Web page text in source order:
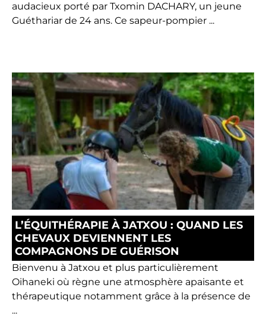
audacieux porté par Txomin DACHARY, un jeune
Guéthariar de 24 ans. Ce sapeur-pompier ...
L’ÉQUITHÉRAPIE À JATXOU : QUAND LES
CHEVAUX DEVIENNENT LES
COMPAGNONS DE GUÉRISON
Bienvenu à Jatxou et plus particulièrement
Oihaneki où règne une atmosphère apaisante et
thérapeutique notamment grâce à la présence de
...